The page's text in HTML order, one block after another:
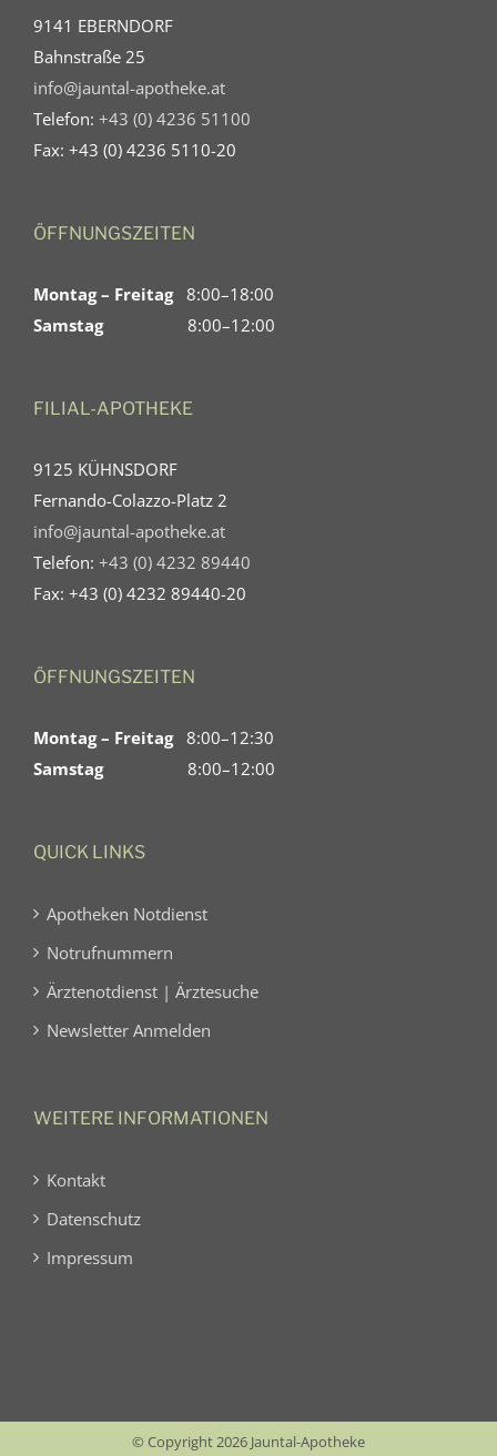
9141 EBERNDORF
Bahnstraße 25
info@jauntal-apotheke.at
Telefon: +43 (0) 4236 51100
Fax: +43 (0) 4236 5110-20
ÖFFNUNGSZEITEN
Montag – Freitag8:00–18:00
Samstag 8:00–12:00
FILIAL-APOTHEKE
9125 KÜHNSDORF
Fernando-Colazzo-Platz 2
info@jauntal-apotheke.at
Telefon: +43 (0) 4232 89440
Fax: +43 (0) 4232 89440-20
ÖFFNUNGSZEITEN
Montag – Freitag8:00–12:30
Samstag8:00–12:00
QUICK LINKS
Apotheken Notdienst
Notrufnummern
Ärztenotdienst | Ärztesuche
Newsletter Anmelden
WEITERE INFORMATIONEN
Kontakt
Datenschutz
Impressum
© Copyright 2026 Jauntal-Apotheke